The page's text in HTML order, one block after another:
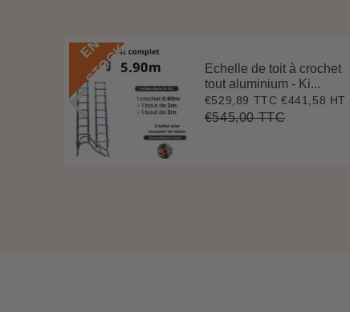
E
N
S
T
O
C
K
Echelle de toit à crochet
tout aluminium - Ki...
Prix
réduit
€529,89 TTC €529,89
€441,58 HT
Prix
€545,00 TTC€545,00